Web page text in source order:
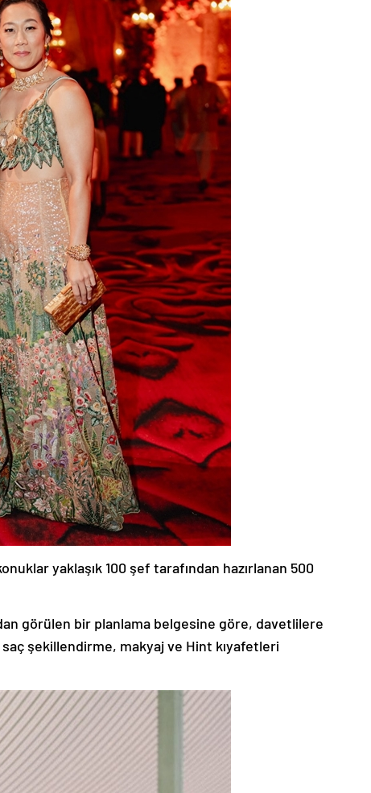
yaklaşık 100 şef tarafından hazırlanan 500
görülen bir planlama belgesine göre, davetlilere
şekillendirme, makyaj ve Hint kıyafetleri